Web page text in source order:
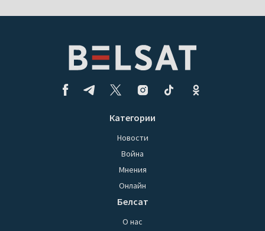
Категории
Новости
Война
Мнения
Онлайн
Белсат
О нас